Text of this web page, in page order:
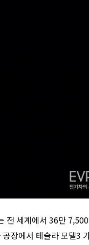
전 세계에서 36만
장에서 테슬라 모델3